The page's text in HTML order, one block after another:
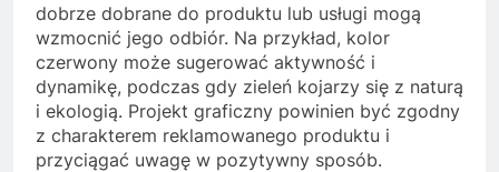
dobrze dobrane do produktu lub usługi mogą
wzmocnić jego odbiór. Na przykład, kolor
czerwony może sugerować aktywność i
dynamikę, podczas gdy zieleń kojarzy się z naturą
i ekologią. Projekt graficzny powinien być zgodny
z charakterem reklamowanego produktu i
przyciągać uwagę w pozytywny sposób.